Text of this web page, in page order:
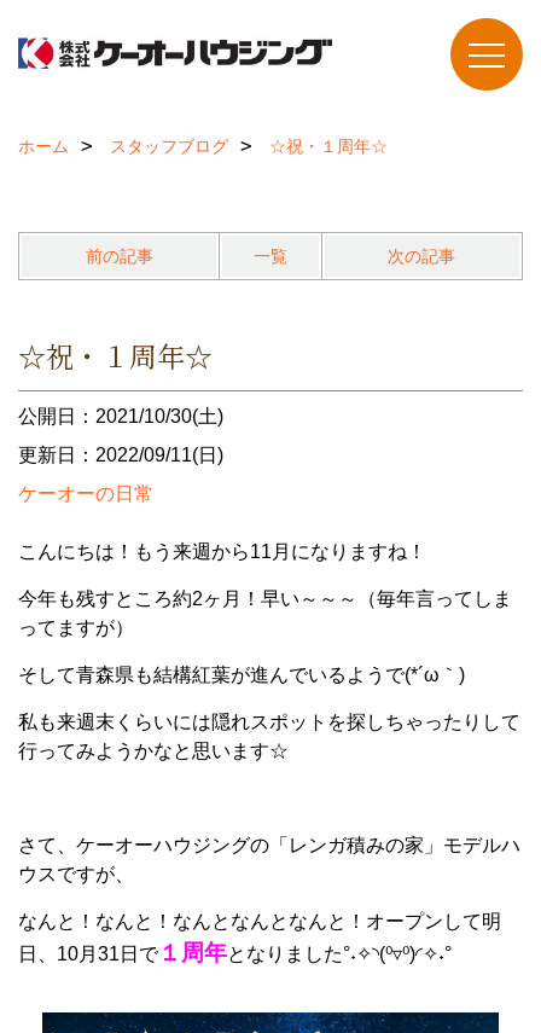
ホーム スタッフブログ ☆祝・１周年☆
前の記事 一覧 次の記事
☆祝・１周年☆
公開日：2021/10/30(土)
更新日：2022/09/11(日)
ケーオーの日常
こんにちは！もう来週から11月になりますね！
今年も残すところ約2ヶ月！早い～～～（毎年言ってしま
ってますが）
そして青森県も結構紅葉が進んでいるようで(*´ω｀)
私も来週末くらいには隠れスポットを探しちゃったりして
行ってみようかなと思います☆
さて、ケーオーハウジングの「レンガ積みの家」モデルハ
ウスですが、
なんと！なんと！なんとなんとなんと！オープンして明
日、10月31日で１周年となりました°˖✧◝(⁰▿⁰)◜✧˖°